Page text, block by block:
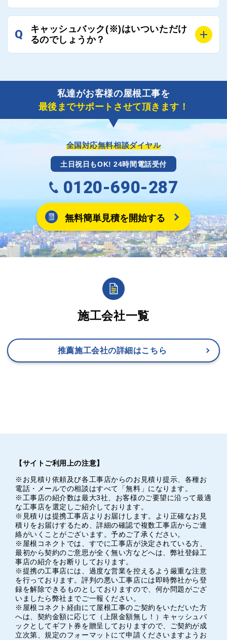
また、急ぎの場合などは屋根コネクトとしても全面的
にご協力いたしますので、ご相談ください。可能な限
り期間を短縮できる状況の工事業者を選定させていた
だきます。
風災補償を適用される場合は、専門家による視察と必
Q
キャッシュバック(※)はいついただけ
るのでしょうか？
了しましたら、キャッシュバック(※)申込みフォーム
に各項目を入力いただいた上で送信してください。
その内容を屋根コネクトが確認できた日時から翌月末
までには送付手配させていただきます。
※キャッシュバックの金額は契約金額によって異なり
ます。
私達がお客様の屋根工事を
最後までサポートさせて頂きます！
全国対応無料相談ダイヤル
土日祝日もOK! 24時間電話受付
0120-690-287
無料簡単見積を開始する
施工会社一覧
推薦施工会社の詳細はこちら
【サイトご利用上の注意】
※お見積り依頼及び各工事店からのお見積り提示、各種お
電話・メールでの相談はすべて「無料」になります。
※工事店の紹介数は最大3社、お客様のご要望に沿って最適
な工事店を選定しご紹介しております。
※見積りは提携工事店よりお届けします。より正確なお見
積りをお届けするため、詳細の確認で複数工事店からご連
絡がいくことがございます。予めご了承ください。
※屋根コネクトでは、すでに工事店が決定されている方、
最初から契約のご意思が全く無い方などへは、弊社登録工
事店の紹介をお断りしております。
※提携の工事店には、過度な営業を控えるよう厳重な注意
を行っております。評判の悪い工事店には即時弊社から登
録を解除できるものとしておりますので、何か問題がござ
いましたら弊社までご一報ください。
※屋根コネクト経由にて屋根工事のご契約をいただいた方
へは、契約金額に応じて（上限金額無し！）キャッシュバ
ックとしてギフト券を贈呈しておりますので、ご契約が成
立次第、規定のフォーマットにて申請くださいますようお